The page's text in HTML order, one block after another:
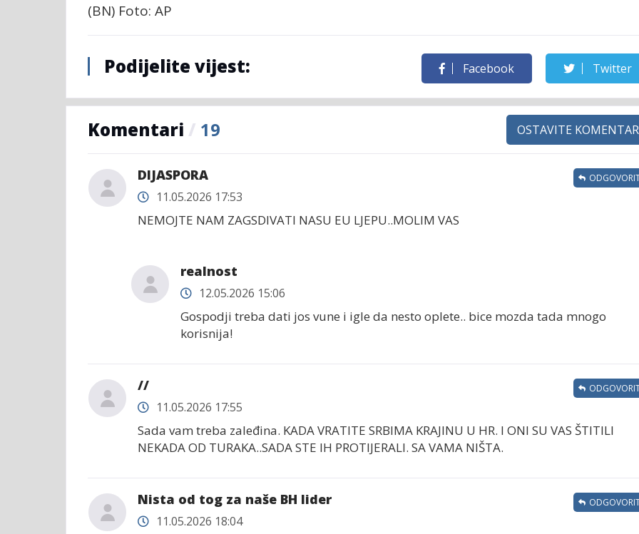
(BN) Foto: AP
Podijelite vijest: Facebook Twitter
Komentari / 19 OSTAVITE KOMENTAR
DIJASPORA
11.05.2026 17:53
NEMOJTE NAM ZAGSDIVATI NASU EU LJEPU..MOLIM VAS
realnost
12.05.2026 15:06
Gospodji treba dati jos vune i igle da nesto oplete.. bice mozda tada mnogo
korisnija!
//
11.05.2026 17:55
Sada vam treba zaleđina. KADA VRATITE SRBIMA KRAJINU U HR. I ONI SU VAS ŠTITILI
NEKADA OD TURAKA..SADA STE IH PROTIJERALI. SA VAMA NIŠTA.
Nista od tog za naše BH lider
11.05.2026 18:04